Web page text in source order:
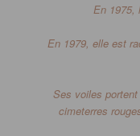
En 1975,
En 1979, elle est
Ses voiles portent
cimeterres